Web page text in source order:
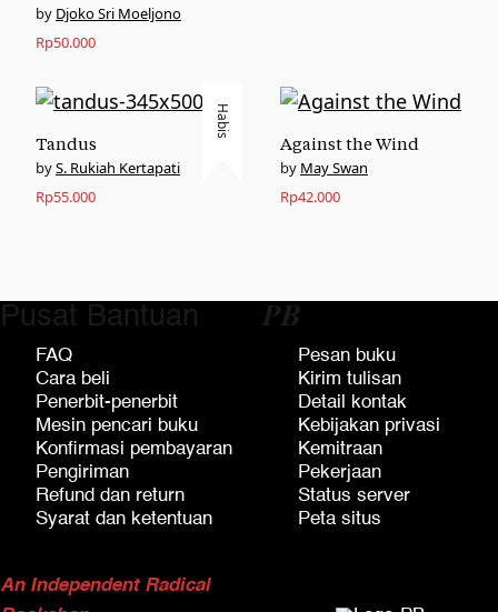
Djoko Sri Moeljono
Rp50.000
Habis
Tandus
S. Rukiah Kertapati
Rp55.000
Against the Wind
May Swan
Rp42.000
Pusat Bantuan
FAQ
Cara beli
Penerbit-penerbit
Mesin pencari buku
Konfirmasi pembayaran
Pengiriman
Refund dan return
Syarat dan ketentuan
𝑷𝑩
Pesan buku
Kirim tulisan
Detail kontak
Kebijakan privasi
Kemitraan
Pekerjaan
Status server
Peta situs
An Independent Radical